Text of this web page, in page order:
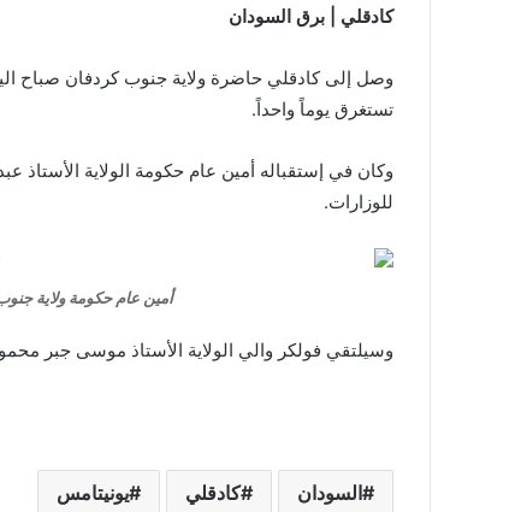
كادقلي | برق السودان
وصل إلى كادقلي حاضرة ولاية جنوب كردفان صباح
تستغرق يوماً واحداً.
وكان في إستقباله أمين عام حكومة الولاية الأستاذ
للوزارات.
أمين عام حكومة ولاية
وسيلتقي فولكر والي الولاية الأستاذ موسى جبر
السودان كادقلي يونيتامس